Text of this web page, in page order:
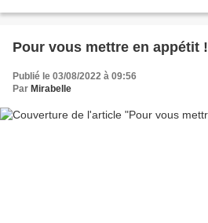
Pour vous mettre en appétit !
Publié le 03/08/2022 à 09:56
Par Mirabelle